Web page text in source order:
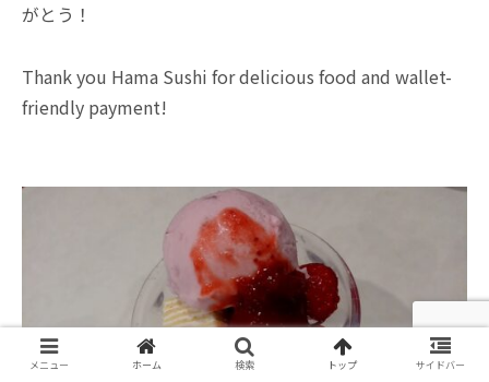
がとう！
Thank you Hama Sushi for delicious food and wallet-
friendly payment!
メニュー ホーム 検索 トップ サイドバー